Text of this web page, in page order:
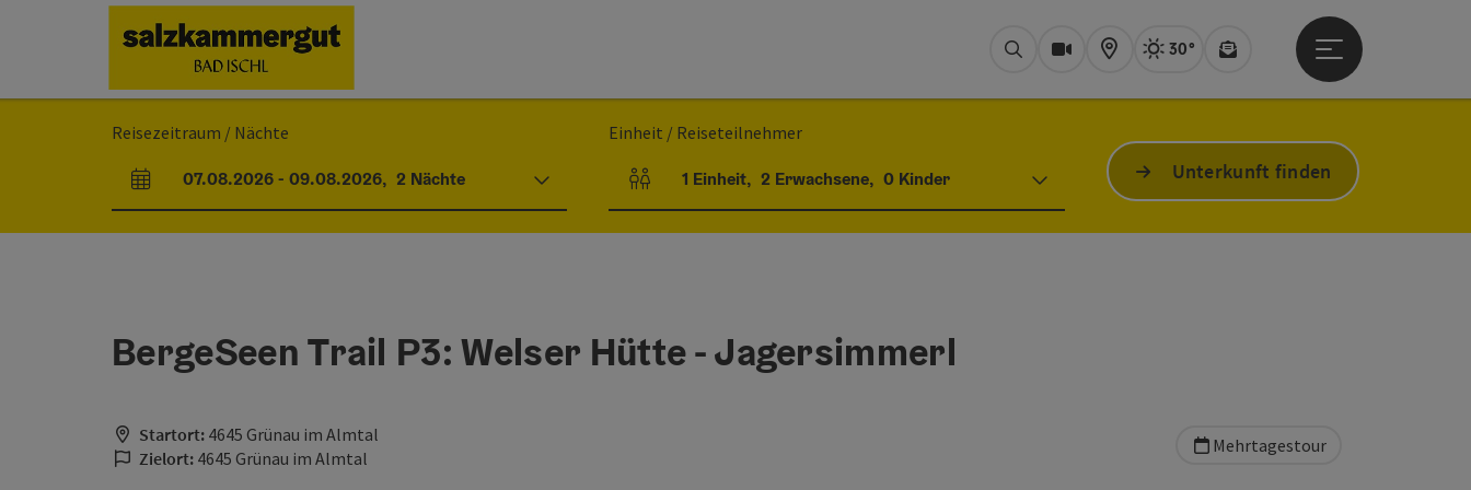
[0]
Zur Navigation[1]
Zum Seitenanfang
[7]
SuchenWebcams
Karte Aktuelles Wetter Bad Ischl,
30°
Newsletter
Hauptmenü öffnen
Reisezeitraum / Nächte
An- und Abreisefelder
07.08.2026- 09.08.2026, 2 Nächte
Einheit / Reiseteilnehmer
Einheitenanzahl und Personenfelder
1 Einheit, 2 Erwachsene, 0 Kinder Unterkunft finden
BergeSeen Trail P3: Welser Hütte - Jagersimmerl
Startort: 4645 Grünau im Almtal
Zielort: 4645 Grünau im Almtal
Mehrtagestour